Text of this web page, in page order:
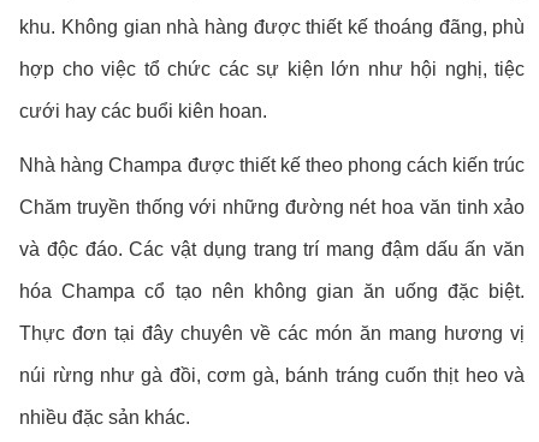
khu. Không gian nhà hàng được thiết kế thoáng đãng, phù
hợp cho việc tổ chức các sự kiện lớn như hội nghị, tiệc
cưới hay các buổi kiên hoan.
Nhà hàng Champa được thiết kế theo phong cách kiến trúc
Chăm truyền thống với những đường nét hoa văn tinh xảo
và độc đáo. Các vật dụng trang trí mang đậm dấu ấn văn
hóa Champa cổ tạo nên không gian ăn uống đặc biệt.
Thực đơn tại đây chuyên về các món ăn mang hương vị
núi rừng như gà đồi, cơm gà, bánh tráng cuốn thịt heo và
nhiều đặc sản khác.